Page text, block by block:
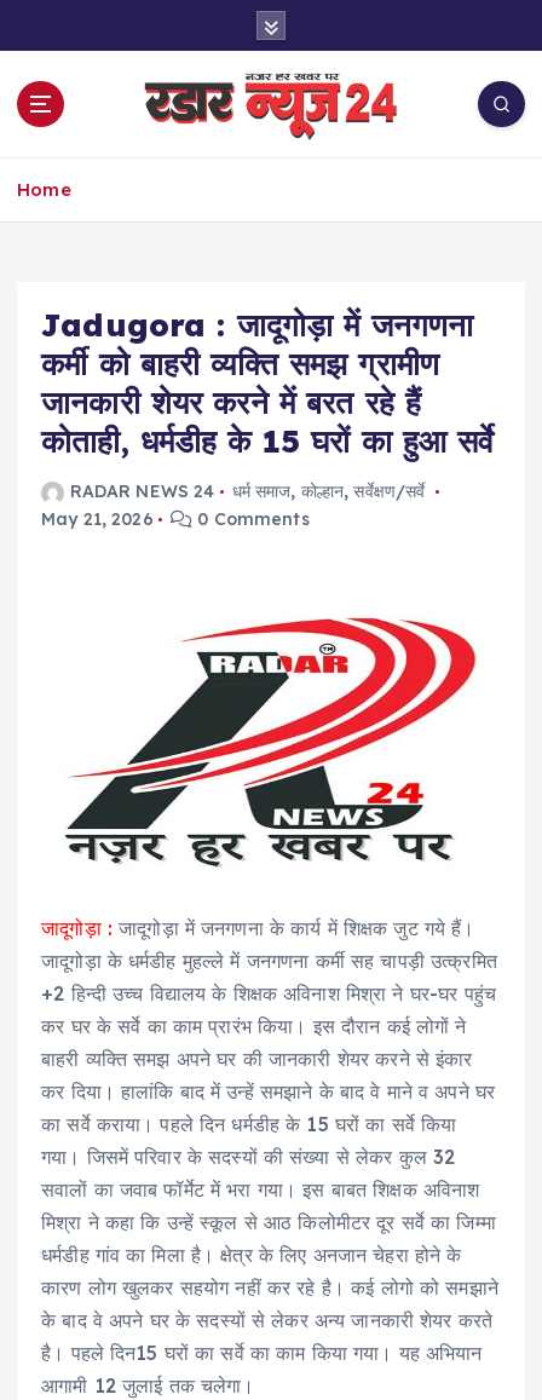
Home
Jadugora : जादूगोड़ा में जनगणना
कर्मी को बाहरी व्यक्ति समझ ग्रामीण
जानकारी शेयर करने में बरत रहे हैं
कोताही, धर्मडीह के 15 घरों का हुआ सर्वे
RADAR NEWS 24 धर्म समाज, कोल्हान,सर्वेक्षण/सर्वे
May 21, 2026
0 Comments
जादूगोड़ा : जादूगोड़ा में जनगणना के कार्य में शिक्षक जुट गये हैं।
जादूगोड़ा के धर्मडीह मुहल्ले में जनगणना कर्मी सह चापड़ी उत्क्रमित
+2 हिन्दी उच्च विद्यालय के शिक्षक अविनाश मिश्रा ने घर-घर पहुंच
कर घर के सर्वे का काम प्रारंभ किया। इस दौरान कई लोगों ने
बाहरी व्यक्ति समझ अपने घर की जानकारी शेयर करने से इंकार
कर दिया। हालांकि बाद में उन्हें समझाने के बाद वे माने व अपने घर
का सर्वे कराया। पहले दिन धर्मडीह के 15 घरों का सर्वे किया
गया। जिसमें परिवार के सदस्यों की संख्या से लेकर कुल 32
सवालों का जवाब फॉर्मेट में भरा गया। इस बाबत शिक्षक अविनाश
मिश्रा ने कहा कि उन्हें स्कूल से आठ किलोमीटर दूर सर्वे का जिम्मा
धर्मडीह गांव का मिला है। क्षेत्र के लिए अनजान चेहरा होने के
कारण लोग खुलकर सहयोग नहीं कर रहे है। कई लोगो को समझाने
के बाद वे अपने घर के सदस्यों से लेकर अन्य जानकारी शेयर करते
है। पहले दिन15 घरों का सर्वे का काम किया गया। यह अभियान
आगामी 12 जुलाई तक चलेगा।